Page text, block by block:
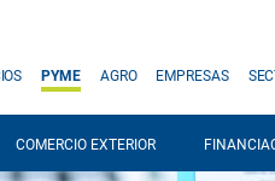
PYME AGRO EMPRESAS
COMERCIO EXTERIOR